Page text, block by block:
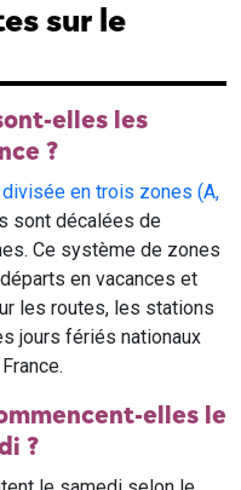
sur le
elles les
?
en trois zones (A,
sont décalées de
Ce système de zones
en vacances et
les routes, les stations
jours fériés nationaux
elles le
?